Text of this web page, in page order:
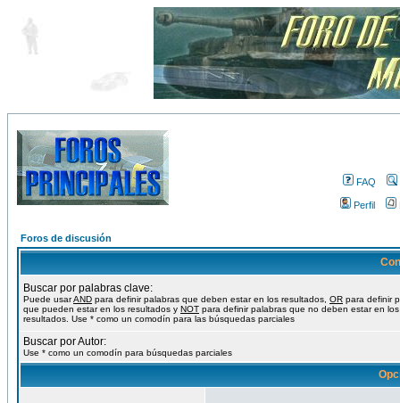
FAQ
Perfil
Foros de discusión
Buscar por palabras clave:
Puede usarAND para definir palabras que deben estar en los resultados, OR para definir
que pueden estar en los resultados y NOT para definir palabras que no deben estar en los
resultados. Use * como un comodín para las búsquedas parciales
Buscar por Autor:
Use * como un comodín para búsquedas parciales